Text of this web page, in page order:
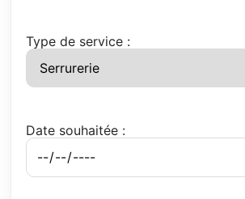
Type de service :
Date souhaitée :